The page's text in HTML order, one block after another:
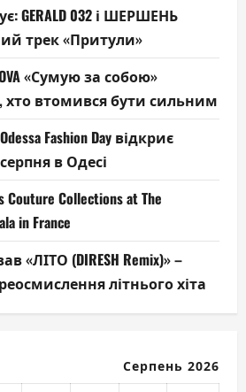
GERALD 032 і ШЕРШЕНЬ
трек «Притули»
«Сумую за собою»
хто втомився бути сильним
Odessa Fashion Day відкриє
в Одесі
Couture Collections at The
in France
«ЛІТО (DIRESH Remix)» –
літнього хіта
Серпень 2026